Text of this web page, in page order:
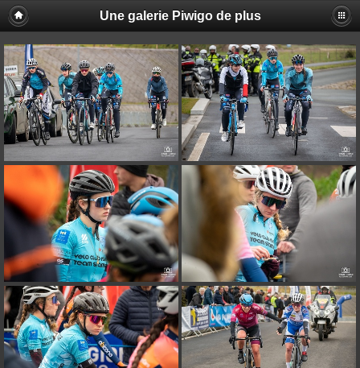
Une galerie Piwigo de plus